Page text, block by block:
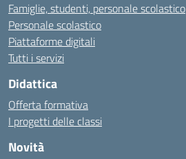
Famiglie, studenti, personale scolastico
Personale scolastico
Piattaforme digitali
Tutti i servizi
Didattica
Offerta formativa
I progetti delle classi
Novità